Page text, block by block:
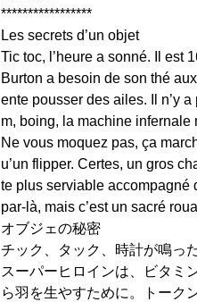
*****************
Les secrets d’un objet
Tic toc, l’heure a sonné. Il est
Burton a besoin de son thé
ente pousser des ailes. Il n’y
m, boing, la machine infernale
Ne vous moquez pas, ça
u’un flipper. Certes, un gros
te plus serviable accompagné
par-là, mais c’est un sacré
オブジェの秘密
チック、タック、時計が鳴っ
スーパーヒロインは、ビタミ
ら羽を生やすために。トーク